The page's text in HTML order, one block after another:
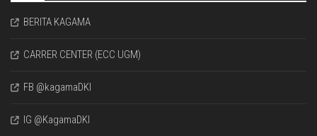
BERITA KAGAMA
CARRER CENTER (ECC UGM)
FB @kagamaDKI
IG @KagamaDKI